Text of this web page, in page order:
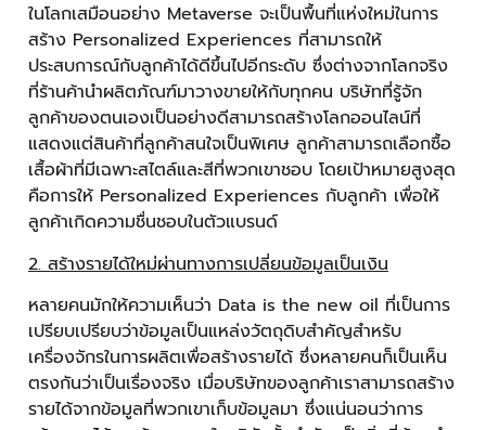
ในโลกเสมือนอย่าง Metaverse จะเป็นพื้นที่แห่งใหม่ในการ
สร้าง Personalized Experiences ที่สามารถให้
ประสบการณ์กับลูกค้าได้ดีขึ้นไปอีกระดับ ซึ่งต่างจากโลกจริง
ที่ร้านค้านำผลิตภัณฑ์มาวางขายให้กับทุกคน บริษัทที่รู้จัก
ลูกค้าของตนเองเป็นอย่างดีสามารถสร้างโลกออนไลน์ที่
แสดงแต่สินค้าที่ลูกค้าสนใจเป็นพิเศษ ลูกค้าสามารถเลือกซื้อ
เสื้อผ้าที่มีเฉพาะสไตล์และสีที่พวกเขาชอบ โดยเป้าหมายสูงสุด
คือการให้ Personalized Experiences กับลูกค้า เพื่อให้
ลูกค้าเกิดความชื่นชอบในตัวแบรนด์
2. สร้างรายได้ใหม่ผ่านทางการเปลี่ยนข้อมูลเป็นเงิน
หลายคนมักให้ความเห็นว่า Data is the new oil ที่เป็นการ
เปรียบเปรียบว่าข้อมูลเป็นแหล่งวัตถุดิบสำคัญสำหรับ
เครื่องจักรในการผลิตเพื่อสร้างรายได้ ซึ่งหลายคนก็เป็นเห็น
ตรงกันว่าเป็นเรื่องจริง เมื่อบริษัทของลูกค้าเราสามารถสร้าง
รายได้จากข้อมูลที่พวกเขาเก็บข้อมูลมา ซึ่งแน่นอนว่าการ